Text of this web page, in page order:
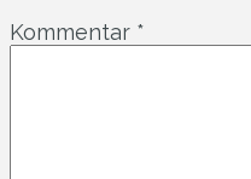
Kommentar *